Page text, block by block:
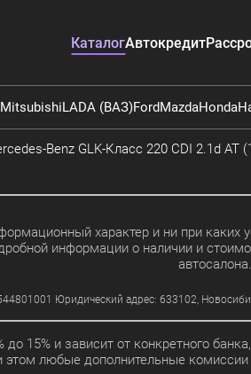
КаталогАвтокредит
MitsubishiLADA (ВАЗ)FordMazdaHonda
Benz GLK-Класс 220 CDI 2.1d AT
характер и ни при
информации о наличии и
автосалона.
Юридический адрес: 633102,
до 15% и зависит от конкретного
этом любые дополнительные